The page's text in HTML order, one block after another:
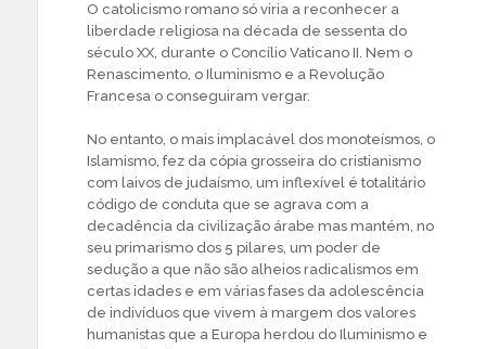
O catolicismo romano só viria a reconhecer a
liberdade religiosa na década de sessenta do
século XX, durante o Concílio Vaticano II. Nem o
Renascimento, o Iluminismo e a Revolução
Francesa o conseguiram vergar.
No entanto, o mais implacável dos monoteísmos, o
Islamismo, fez da cópia grosseira do cristianismo
com laivos de judaísmo, um inflexível é totalitário
código de conduta que se agrava com a
decadência da civilização árabe mas mantém, no
seu primarismo dos 5 pilares, um poder de
sedução a que não são alheios radicalismos em
certas idades e em várias fases da adolescência
de indivíduos que vivem à margem dos valores
humanistas que a Europa herdou do Iluminismo e